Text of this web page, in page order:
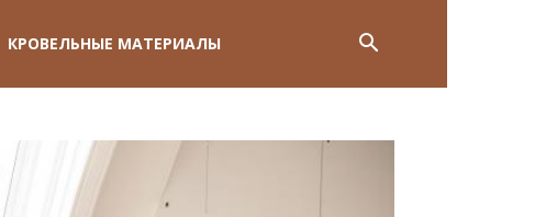
КРОВЕЛЬНЫЕ МАТЕРИАЛЫ